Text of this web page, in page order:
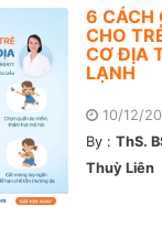
6 CÁCH
CHO
CƠ ĐỊA
LẠNH
10/12/
By : ThS.
Thuỳ Liên